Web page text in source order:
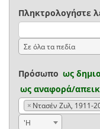
Πληκτρολογήστε
Σε όλα τα πεδία
Πρόσωπο ως
ως αναφορά/
× Ντασέν Ζυλ, 1911-
'Η